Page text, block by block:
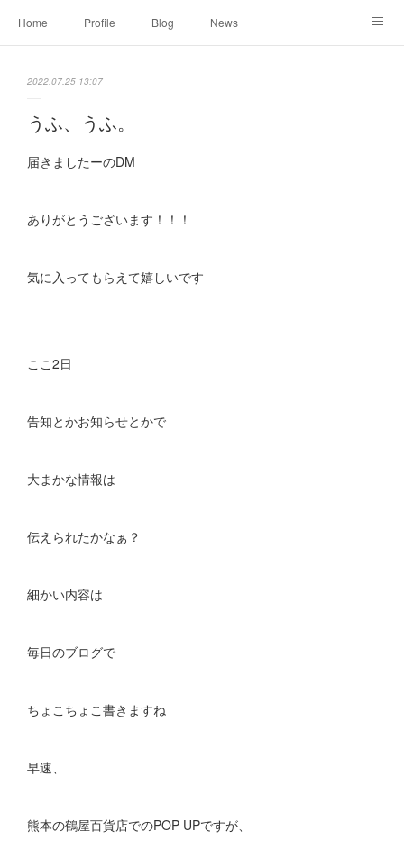
Home Profile Blog News
2022.07.25 13:07
うふ、うふ。
届きましたーのDM
ありがとうございます！！！
気に入ってもらえて嬉しいです
ここ2日
告知とかお知らせとかで
大まかな情報は
伝えられたかなぁ？
細かい内容は
毎日のブログで
ちょこちょこ書きますね
早速、
熊本の鶴屋百貨店でのPOP-UPですが、